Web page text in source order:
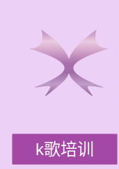
k歌培训